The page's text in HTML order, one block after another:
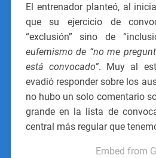
El entrenador planteó, al
que su ejercicio de
“exclusión” sino de
eufemismo de “no me
está convocado”. Muy al
evadió responder sobre los
no hubo un solo comentario
grande en la lista de
central más regular que
Embed from